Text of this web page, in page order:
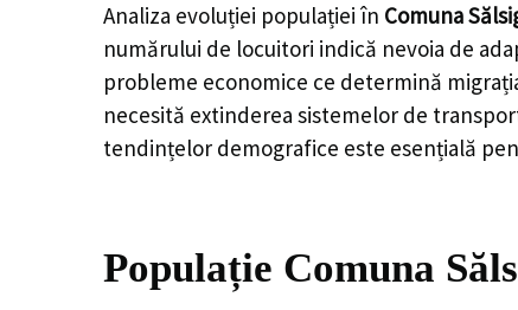
Analiza evoluției populației în Comuna
numărului de locuitori indică nevoia de
probleme economice ce determină
necesită extinderea sistemelor de
tendințelor demografice este esențială
Populație Comuna